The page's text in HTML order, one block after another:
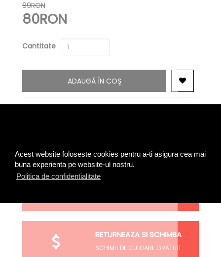
Acest website foloseste cookies pentru a-ti asigura cea mai
buna experienta pe website-ul nostru.
Politica de confidentialitate
89RON
80RON
Cantitate
ADAUGĂ ÎN COŞ
Disponibilitate:În Stoc
RETURNEAZA SI SCHIMBA
SCHIMB DE CULOARE GRATUIT